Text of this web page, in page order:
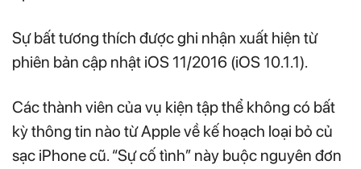
Sự bất tương thích được ghi nhận xuất hiện từ
phiên bản cập nhật iOS 11/2016 (iOS 10.1.1).
Các thành viên của vụ kiện tập thể không có bất
kỳ thông tin nào từ Apple về kế hoạch loại bỏ củ
sạc iPhone cũ. “Sự cố tình” này buộc nguyên đơn